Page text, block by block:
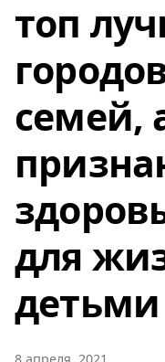
топ
семей,
для
детьми